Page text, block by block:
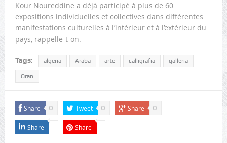
Kour Noureddine a déjà participé à plus de 60
expositions individuelles et collectives dans différentes
manifestations culturelles à l’intérieur et à l’extérieur du
pays, rappelle-t-on.
Tags: algeria Araba arte calligrafia galleria
Oran
Share 0 Tweet 0 Share 0
Share Share